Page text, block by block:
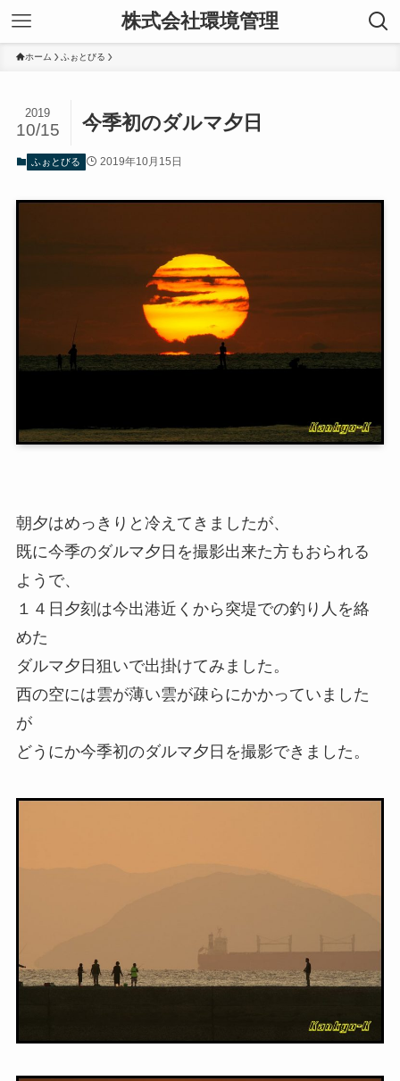
株式会社環境管理
ホーム ふぉとびる
今季初のダルマ夕日
2019
10/15
ふぉとびる 2019年10月15日
朝夕はめっきりと冷えてきましたが、
既に今季のダルマ夕日を撮影出来た方もおられる
ようで、
１４日夕刻は今出港近くから突堤での釣り人を絡
めた
ダルマ夕日狙いで出掛けてみました。
西の空には雲が薄い雲が疎らにかかっていました
が
どうにか今季初のダルマ夕日を撮影できました。